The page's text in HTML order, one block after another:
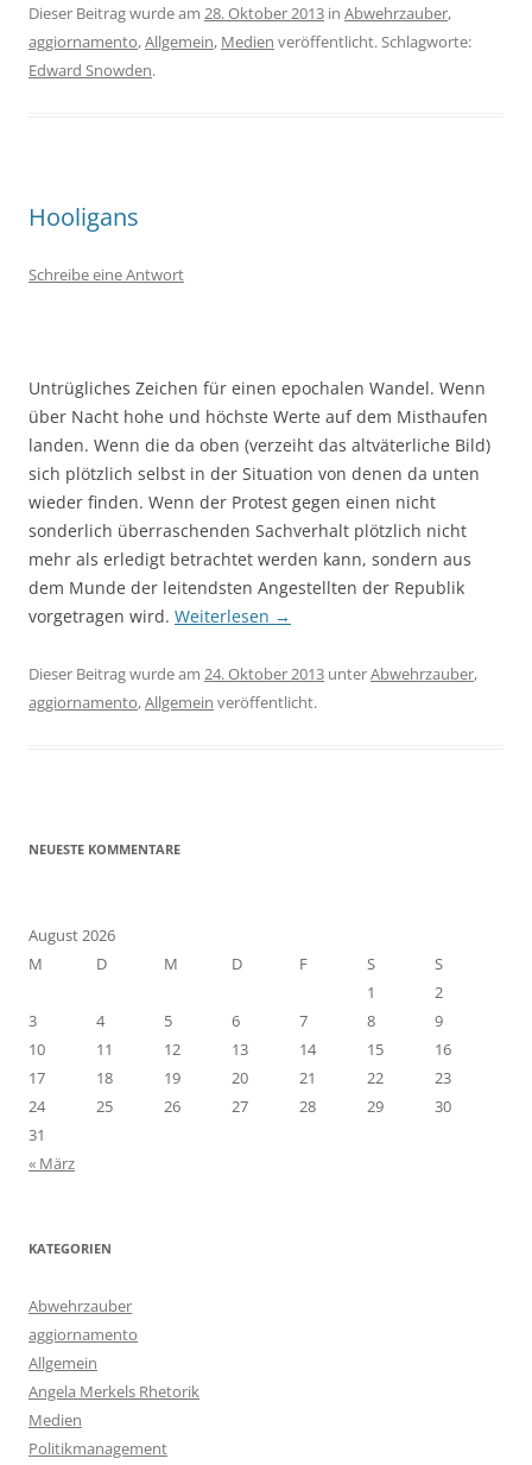
Dieser Beitrag wurde am 28. Oktober 2013 in Abwehrzauber,
aggiornamento,Allgemein, Medien veröffentlicht. Schlagworte:
Edward Snowden.
Hooligans
Schreibe eine Antwort
Untrügliches Zeichen für einen epochalen Wandel. Wenn
über Nacht hohe und höchste Werte auf dem Misthaufen
landen. Wenn die da oben (verzeiht das altväterliche Bild)
sich plötzlich selbst in der Situation von denen da unten
wieder finden. Wenn der Protest gegen einen nicht
sonderlich überraschenden Sachverhalt plötzlich nicht
mehr als erledigt betrachtet werden kann, sondern aus
dem Munde der leitendsten Angestellten der Republik
vorgetragen wird. Weiterlesen →
Dieser Beitrag wurde am 24. Oktober 2013 unterAbwehrzauber,
aggiornamento,Allgemein veröffentlicht.
NEUESTE KOMMENTARE
August 2026
M
D M D F S
S
1
2
3
4 5 6 7 8
9
10
11 12 13 14 15
16
17
18 19 20 21 22
23
24
25 26 27 28 29
30
31
« März
KATEGORIEN
Abwehrzauber
aggiornamento
Allgemein
Angela Merkels Rhetorik
Medien
Politikmanagement